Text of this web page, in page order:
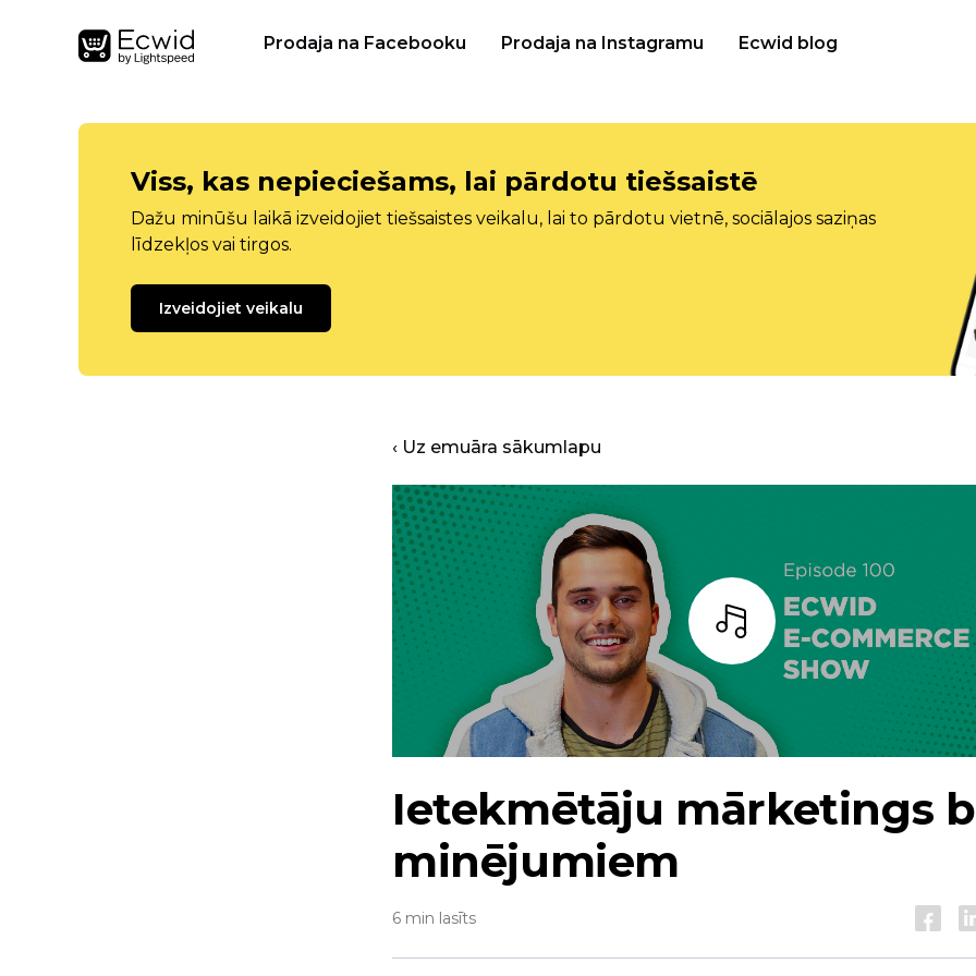
Prodaja na Facebooku Prodaja na Instagramu Ecwid blog
Viss, kas nepieciešams, lai pārdotu tiešsaistē
Dažu minūšu laikā izveidojiet tiešsaistes veikalu, lai to pārdotu vietnē, sociālajos saziņas
līdzekļos vai tirgos.
Izveidojiet veikalu
‹ Uz emuāra sākumlapu
Bārs
Ietekmētāju mārketings
minējumiem
6 min lasīts